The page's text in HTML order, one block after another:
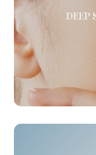
DEEP
Il
viso,